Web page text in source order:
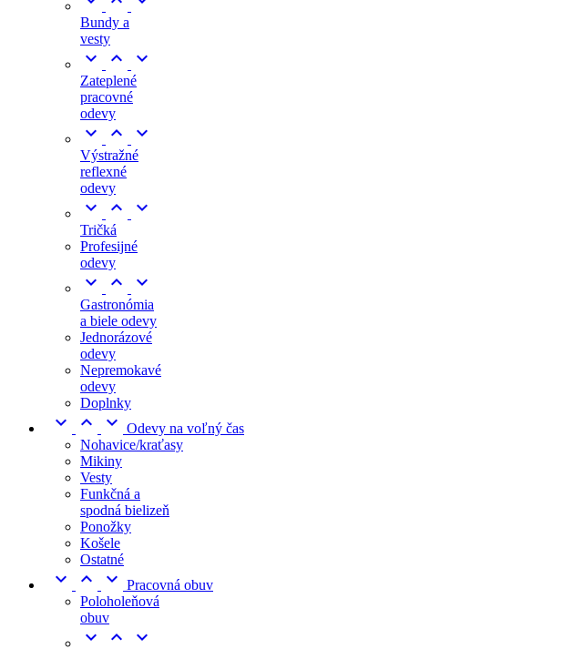
Bundy a
vesty
  
Zateplené
pracovné
odevy
  
Výstražné
reflexné
odevy
  
Tričká
Profesijné
odevy
  
Gastronómia
a biele odevy
Jednorázové
odevy
Nepremokavé
odevy
Doplnky
   Odevy na voľný čas
Nohavice/kraťasy
Mikiny
Vesty
Funkčná a
spodná bielizeň
Ponožky
Košele
Ostatné
   Pracovná obuv
Poloholeňová
obuv
  